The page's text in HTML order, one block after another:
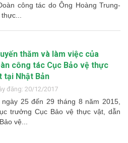
công tác do Ông Hoàng Trung-
thăm và làm việc của
công tác Cục Bảo vệ thực
tại Nhật Bản
đăng: 20/12/2017
25 đến 29 tháng 8 năm 2015,
trưởng Cục Bảo vệ thực vật, dẫn
vệ...